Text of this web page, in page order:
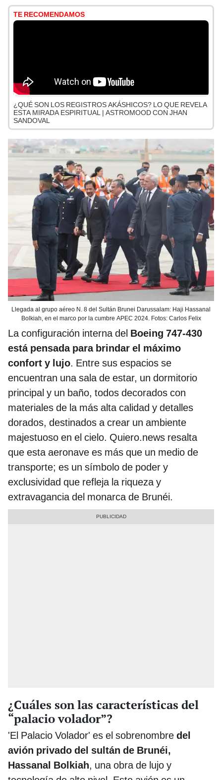
TE RECOMENDAMOS
¿QUÉ SON LOS REGISTROS AKÁSHICOS? LO QUE REVELA
ESTA MIRADA ESPIRITUAL | ASTROMOOD CON JHAN
SANDOVAL
Llegada al grupo aéreo N. 8 del Sultán Brunei Darussalam: Haji Hassanal
Bolkiah, en el marco por la cumbre APEC 2024. Fotos: Carlos Felix
La configuración interna del Boeing 747-430
está pensada para brindar el máximo
confort y lujo. Entre sus espacios se
encuentran una sala de estar, un dormitorio
principal y un baño, todos decorados con
materiales de la más alta calidad y detalles
dorados, destinados a crear un ambiente
majestuoso en el cielo. Quiero.news resalta
que esta aeronave es más que un medio de
transporte; es un símbolo de poder y
exclusividad que refleja la riqueza y
extravagancia del monarca de Brunéi.
¿Cuáles son las características del
“palacio volador”?
'El Palacio Volador' es el sobrenombre del
avión privado del sultán de Brunéi,
Hassanal Bolkiah, una obra de lujo y